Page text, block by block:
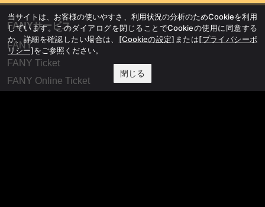
FANYサービス
FANY
FANY Ticket
FANY Online Ticket
当サイトは、お客様の使いやすさ、利用状況の分析のためCookieを利用
しています。このダイアログを閉じることでCookieの使用に同意する
か、詳細を確認したい場合は、 [Cookieの設定] または[プライバシーポ
リシー]をご参照ください。
閉じる